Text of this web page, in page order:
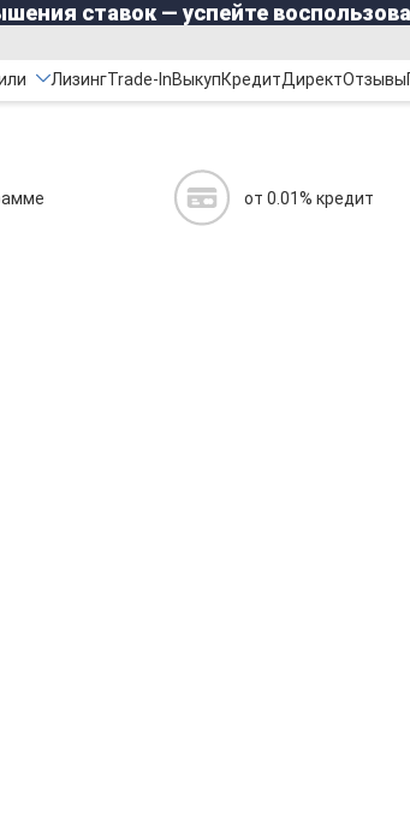
ставок — успейте
ЛизингTrade-InВыкупКредитДиректОтзывы
от 0.01% кредит